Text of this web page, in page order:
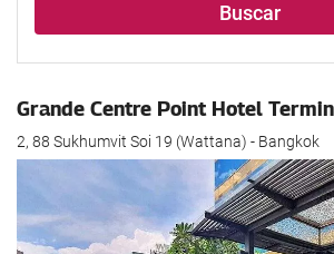
Buscar
Grande Centre Point Hotel
2, 88 Sukhumvit Soi 19 (Wattana) - Bangkok